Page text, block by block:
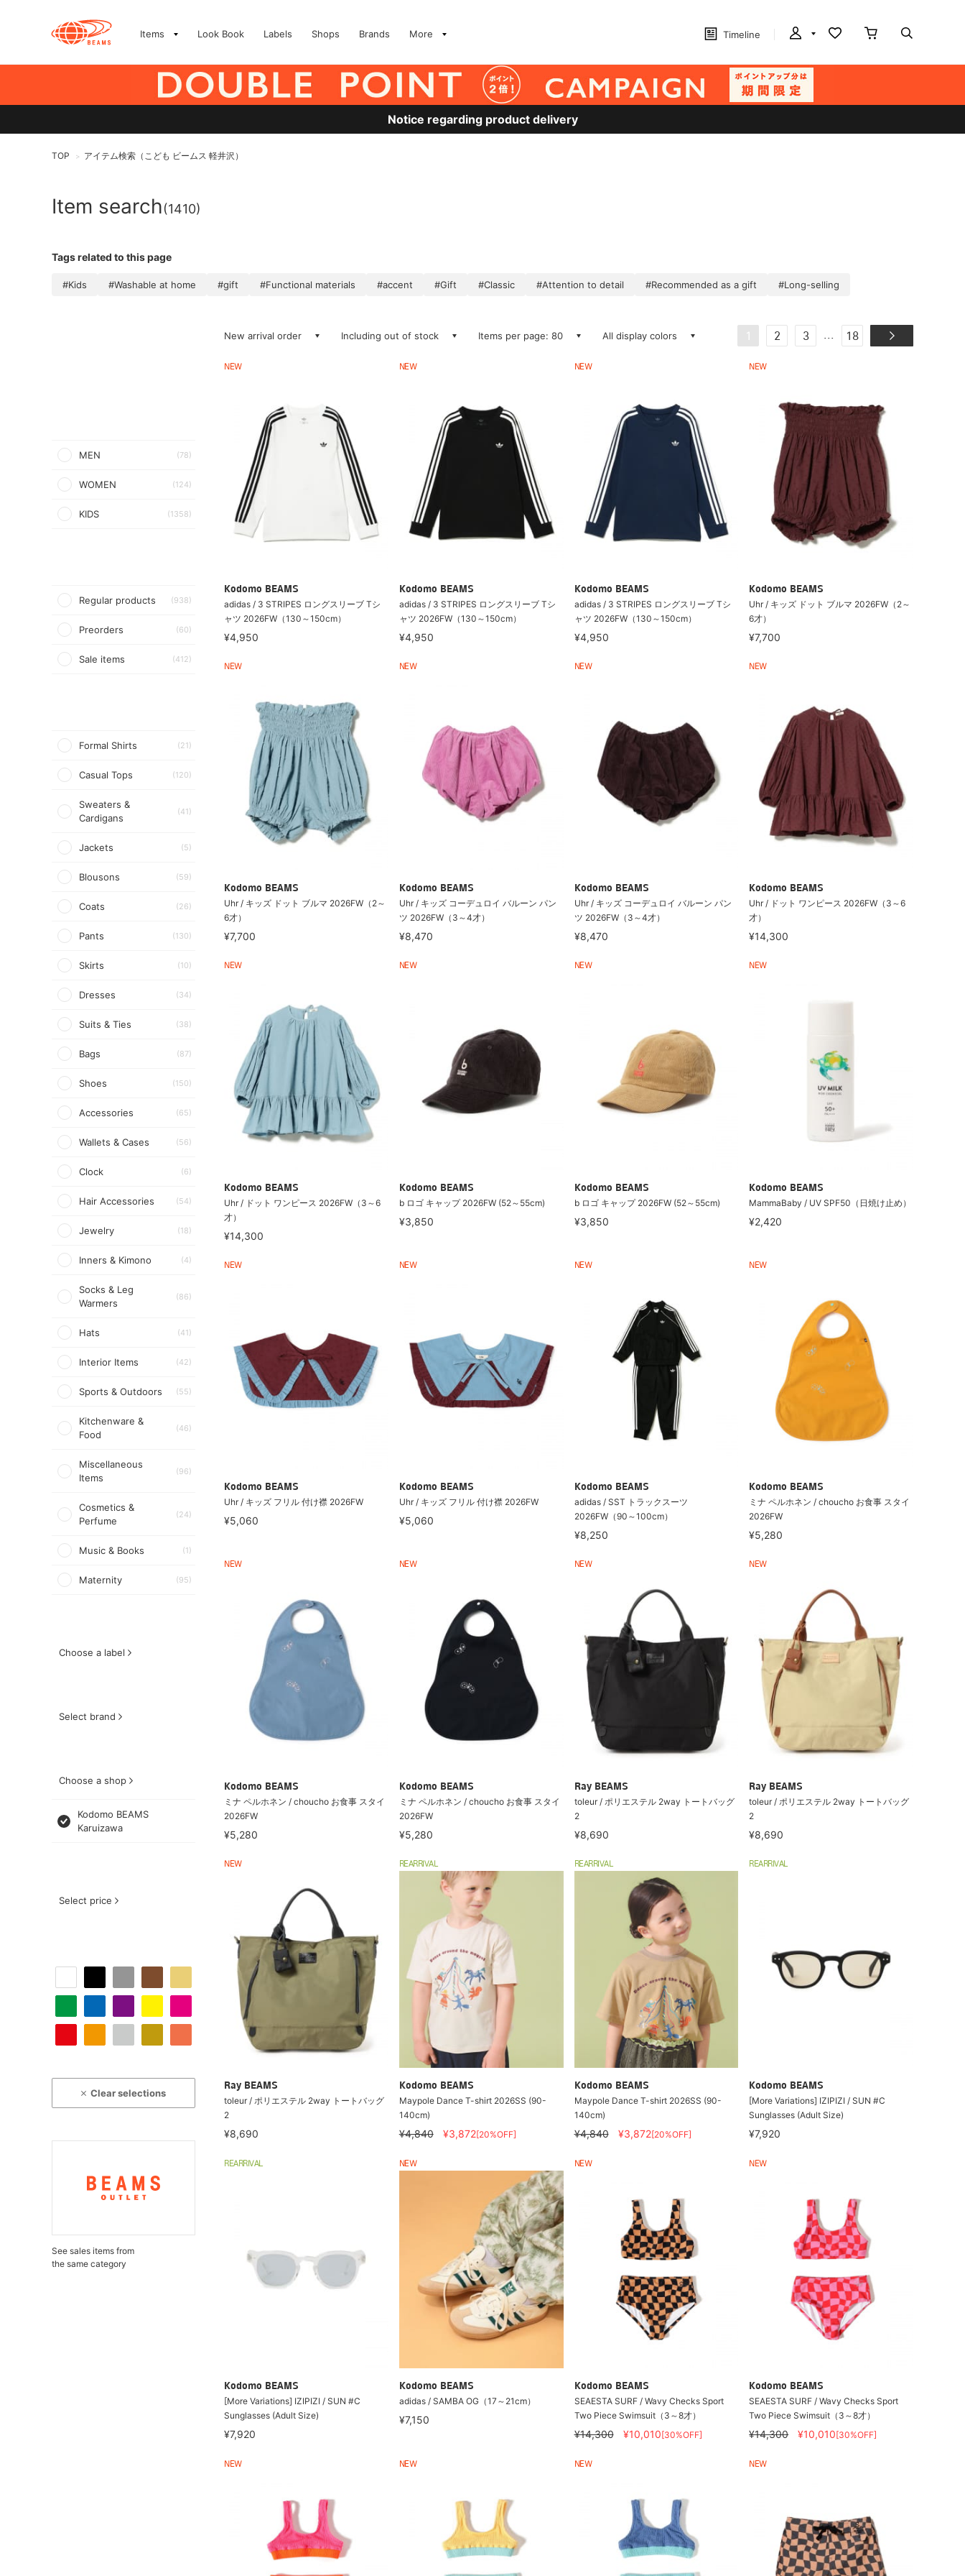
Items Look Book Labels Shops Brands More Timeline
Notice regarding product delivery
TOP > アイテム検索（こども ビームス 軽井沢）
Item search(1410)
Tags related to this page
#Kids #Washable at home #gift #Functional materials #accent #Gift #Classic #Attention to detail #Recommended as a gift #Long-selling
MEN (78)
WOMEN (124)
KIDS (1358)
Regular products (938)
Preorders (60)
Sale items (412)
Formal Shirts (21)
Casual Tops (120)
Sweaters &
Cardigans
(41)
Jackets (5)
Blousons (59)
Coats (26)
Pants (130)
Skirts (10)
Dresses (34)
Suits & Ties (38)
Bags (87)
Shoes (150)
Accessories (65)
Wallets & Cases (56)
Clock (6)
Hair Accessories (54)
Jewelry (18)
Inners & Kimono (4)
Socks & Leg
Warmers
(86)
Hats (41)
Interior Items (42)
Sports & Outdoors (55)
Kitchenware &
Food
(46)
Miscellaneous
Items
(96)
Cosmetics &
Perfume
(24)
Music & Books (1)
Maternity (95)
Choose a label
Select brand
Choose a shop
Kodomo BEAMS
Karuizawa
Select price
Clear selections
See sales items from
the same category
New arrival order Including out of stock Items per page: 80 All display colors 1 2 3 ... 18
NEW
Kodomo BEAMS
adidas / 3 STRIPES ロングスリーブ Tシ
ャツ 2026FW（130～150cm）
¥4,950
NEW
Kodomo BEAMS
adidas / 3 STRIPES ロングスリーブ Tシ
ャツ 2026FW（130～150cm）
¥4,950
NEW
Kodomo BEAMS
adidas / 3 STRIPES ロングスリーブ Tシ
ャツ 2026FW（130～150cm）
¥4,950
NEW
Kodomo BEAMS
Uhr / キッズ ドット ブルマ 2026FW（2～
6才）
¥7,700
NEW
Kodomo BEAMS
Uhr / キッズ ドット ブルマ 2026FW（2～
6才）
¥7,700
NEW
Kodomo BEAMS
Uhr / キッズ コーデュロイ バルーン パン
ツ 2026FW（3～4才）
¥8,470
NEW
Kodomo BEAMS
Uhr / キッズ コーデュロイ バルーン パン
ツ 2026FW（3～4才）
¥8,470
NEW
Kodomo BEAMS
Uhr / ドット ワンピース 2026FW（3～6
才）
¥14,300
NEW
Kodomo BEAMS
Uhr / ドット ワンピース 2026FW（3～6
才）
¥14,300
NEW
Kodomo BEAMS
b ロゴ キャップ 2026FW (52～55cm)
¥3,850
NEW
Kodomo BEAMS
b ロゴ キャップ 2026FW (52～55cm)
¥3,850
NEW
Kodomo BEAMS
MammaBaby / UV SPF50（日焼け止め）
¥2,420
NEW
Kodomo BEAMS
Uhr / キッズ フリル 付け襟 2026FW
¥5,060
NEW
Kodomo BEAMS
Uhr / キッズ フリル 付け襟 2026FW
¥5,060
NEW
Kodomo BEAMS
adidas / SST トラックスーツ
2026FW（90～100cm）
¥8,250
NEW
Kodomo BEAMS
ミナ ペルホネン / choucho お食事 スタイ
2026FW
¥5,280
NEW
Kodomo BEAMS
ミナ ペルホネン / choucho お食事 スタイ
2026FW
¥5,280
NEW
Kodomo BEAMS
ミナ ペルホネン / choucho お食事 スタイ
2026FW
¥5,280
NEW
Ray BEAMS
toleur / ポリエステル 2way トートバッグ
2
¥8,690
NEW
Ray BEAMS
toleur / ポリエステル 2way トートバッグ
2
¥8,690
NEW
Ray BEAMS
toleur / ポリエステル 2way トートバッグ
2
¥8,690
REARRIVAL
Kodomo BEAMS
Maypole Dance T-shirt 2026SS (90-
140cm)
¥4,840 ¥3,872[20%OFF]
REARRIVAL
Kodomo BEAMS
Maypole Dance T-shirt 2026SS (90-
140cm)
¥4,840 ¥3,872[20%OFF]
REARRIVAL
Kodomo BEAMS
[More Variations] IZIPIZI / SUN #C
Sunglasses (Adult Size)
¥7,920
REARRIVAL
Kodomo BEAMS
[More Variations] IZIPIZI / SUN #C
Sunglasses (Adult Size)
¥7,920
NEW
Kodomo BEAMS
adidas / SAMBA OG（17～21cm）
¥7,150
NEW
Kodomo BEAMS
SEAESTA SURF / Wavy Checks Sport
Two Piece Swimsuit（3～8才）
¥14,300 ¥10,010[30%OFF]
NEW
Kodomo BEAMS
SEAESTA SURF / Wavy Checks Sport
Two Piece Swimsuit（3～8才）
¥14,300 ¥10,010[30%OFF]
NEW NEW NEW NEW